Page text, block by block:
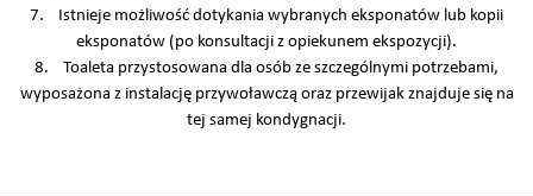
7. Istnieje możliwość dotykania wybranych eksponatów lub kopii
eksponatów (po konsultacji z opiekunem ekspozycji).
8. Toaleta przystosowana dla osób ze szczególnymi potrzebami,
wyposażona z instalację przywoławczą oraz przewijak znajduje się na
tej samej kondygnacji.